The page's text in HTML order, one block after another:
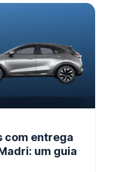
com entrega
um guia